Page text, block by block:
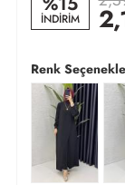
İNDİRİM
Renk